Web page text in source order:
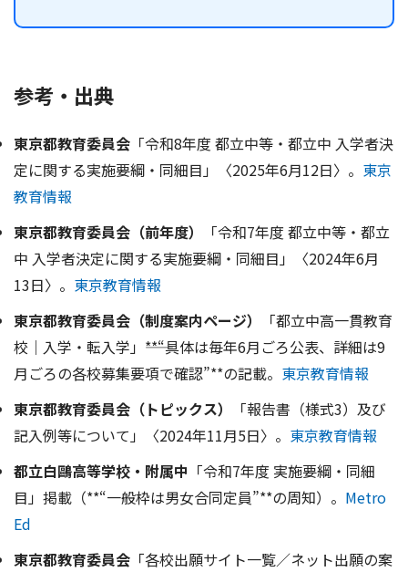
参考・出典
東京都教育委員会 「令和8年度 都立中等・都立中 入学者決
定に関する実施要綱・同細目」〈2025年6月12日〉。 東京
教育情報
東京都教育委員会（前年度）
「令和7年度 都立中等・都立
中 入学者決定に関する実施要綱・同細目」〈2024年6月
13日〉。 東京教育情報
東京都教育委員会（制度案内ページ）
「都立中高一貫教育
校｜入学・転入学」――**“具体は毎年6月ごろ公表、詳細は9
月ごろの各校募集要項で確認”**の記載。 東京教育情報
東京都教育委員会（トピックス）
「報告書（様式3）及び
記入例等について」〈2024年11月5日〉。 東京教育情報
都立白鷗高等学校・附属中 「令和7年度 実施要綱・同細
目」掲載（**“一般枠は男女合同定員”**の周知）。 Metro
Ed
東京都教育委員会 「各校出願サイト一覧／ネット出願の案